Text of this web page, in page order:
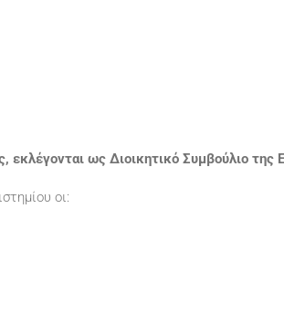
εκλέγονται ως Διοικητικό Συμβούλιο της
οι: